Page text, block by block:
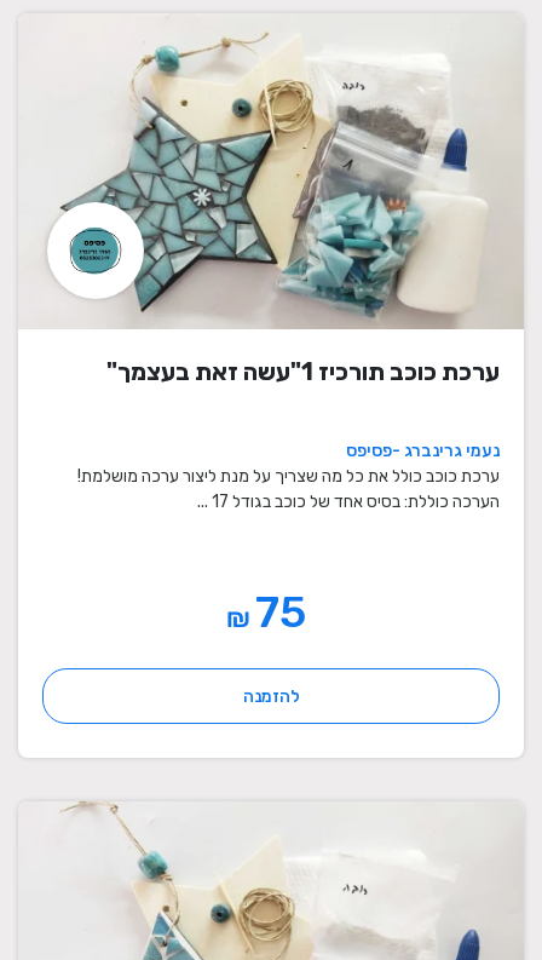
ערכת כוכב תורכיז 1"עשה זאת בעצמך"
נעמי גרינברג -פסיפס
ערכת כוכב כולל את כל מה שצריך על מנת ליצור ערכה מושלמת!
הערכה כוללת: בסיס אחד של כוכב בגודל 17 ...
₪
להזמנה